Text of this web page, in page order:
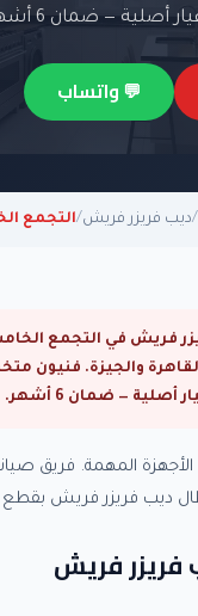
— ضمان 6 أشهر.
💬 واتساب
/ديب فريزر فريش/التجمع
فريش في التجمع
والجيزة. فنيون
المهمة. فريق
ديب فريزر فريش بقطع
فريزر فريش